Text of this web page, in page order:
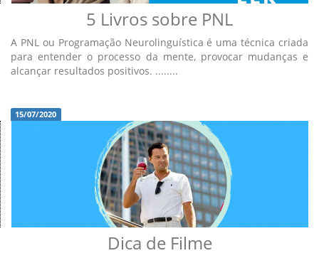
5 Livros sobre PNL
A PNL ou Programação Neurolinguística é uma técnica criada
para entender o processo da mente, provocar mudanças e
alcançar resultados positivos. ........
15/07/2020
Dica de Filme